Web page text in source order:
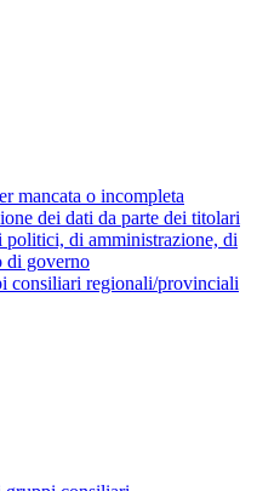
mancata o incompleta
dei dati da parte dei titolari
politici, di amministrazione, di
di governo
consiliari regionali/provinciali